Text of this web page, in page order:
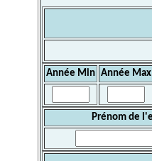
Année Min Année Max
Prénom de